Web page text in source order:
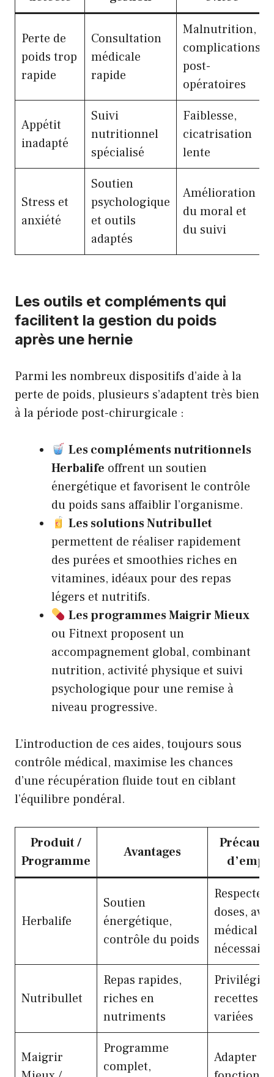
Perte de
poids trop
rapide
Consultation
médicale
rapide
Malnutrition,
complications
post-
opératoires
Appétit
inadapté
Suivi
nutritionnel
spécialisé
Faiblesse,
cicatrisation
lente
Stress et
anxiété
Soutien
psychologique
et outils
adaptés
Amélioration
du moral et
du suivi
Les outils et compléments qui
facilitent la gestion du poids
après une hernie
Parmi les nombreux dispositifs d’aide à la
perte de poids, plusieurs s’adaptent très bien
à la période post-chirurgicale :
Les compléments nutritionnels
Herbalife offrent un soutien
énergétique et favorisent le contrôle
du poids sans affaiblir l’organisme.
Les solutions Nutribullet
permettent de réaliser rapidement
des purées et smoothies riches en
vitamines, idéaux pour des repas
légers et nutritifs.
Les programmes Maigrir Mieux
ou Fitnext proposent un
accompagnement global, combinant
nutrition, activité physique et suivi
psychologique pour une remise à
niveau progressive.
L’introduction de ces aides, toujours sous
contrôle médical, maximise les chances
d’une récupération fluide tout en ciblant
l’équilibre pondéral.
Produit /
Programme
Avantages
Herbalife
Soutien
énergétique,
contrôle du poids
Respecter
doses, avis
médical
nécessaire
Nutribullet
Repas rapides,
riches en
nutriments
Privilégier
recettes
variées
Maigrir
Programme
complet,
Adapter en